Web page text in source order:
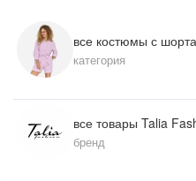
все костюмы с
категория
все товары Talia
бренд